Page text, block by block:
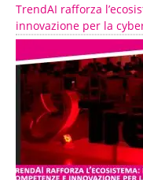
TrendAI rafforza
innovazione per la